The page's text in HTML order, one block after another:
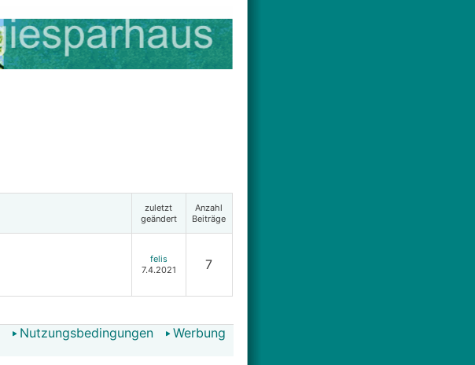
zuletzt
geändert
Anzahl
Beiträge
felis
7.4.2021
7
Nutzungsbedingungen Werbung